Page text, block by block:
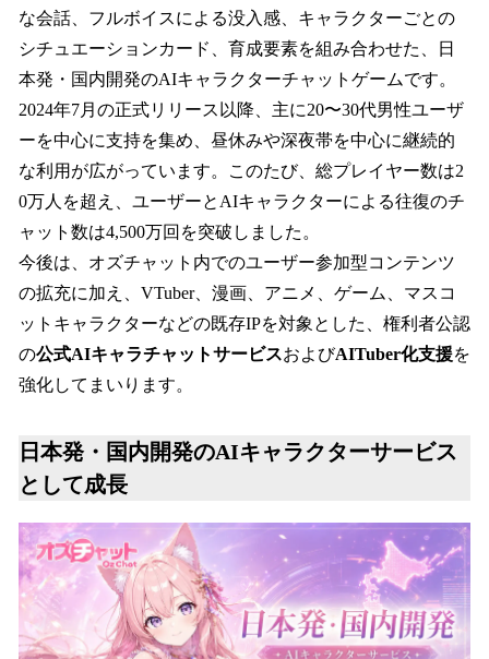
な会話、フルボイスによる没入感、キャラクターごとの
シチュエーションカード、育成要素を組み合わせた、日
本発・国内開発のAIキャラクターチャットゲームです。
2024年7月の正式リリース以降、主に20〜30代男性ユーザ
ーを中心に支持を集め、昼休みや深夜帯を中心に継続的
な利用が広がっています。このたび、総プレイヤー数は2
0万人を超え、ユーザーとAIキャラクターによる往復のチ
ャット数は4,500万回を突破しました。
今後は、オズチャット内でのユーザー参加型コンテンツ
の拡充に加え、VTuber、漫画、アニメ、ゲーム、マスコ
ットキャラクターなどの既存IPを対象とした、権利者公認
の公式AIキャラチャットサービスおよびAITuber化支援を
強化してまいります。
日本発・国内開発のAIキャラクターサービス
として成長